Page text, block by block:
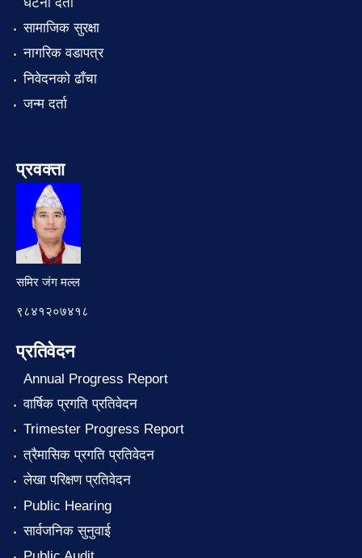
सामाजिक सुरक्षा
नागरिक वडापत्र
निवेदनको ढाँचा
जन्म दर्ता
प्रवक्ता
समिर जंग मल्ल
९८४१२०७४१८
प्रतिवेदन
Annual Progress Report
वार्षिक प्रगति प्रतिवेदन
Trimester Progress Report
त्रैमासिक प्रगति प्रतिवेदन
लेखा परिक्षण प्रतिवेदन
Public Hearing
सार्वजनिक सुनुवाई